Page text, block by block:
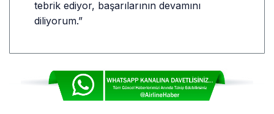
tebrik ediyor, başarılarının devamını
diliyorum.”